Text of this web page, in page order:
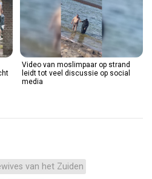
Video van moslimpaar op strand
leidt tot veel discussie op social
media
van het Zuiden